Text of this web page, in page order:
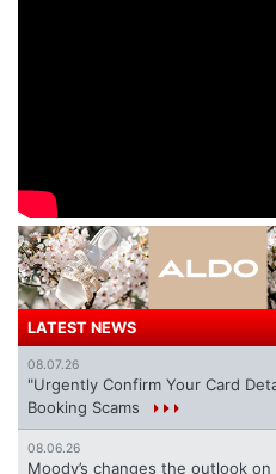
LATEST NEWS
08.07.26
"Urgently Confirm Your Card
Booking Scams
08.06.26
Moody’s changes the outlook on